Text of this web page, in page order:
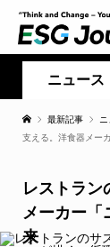
ニュース
最新記事
支える。洋食器メー
レストラン
メーカー「
来